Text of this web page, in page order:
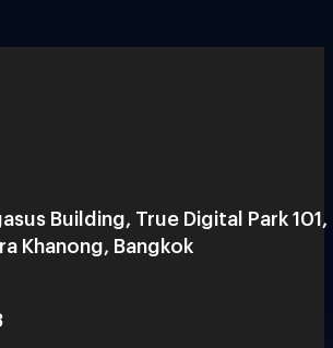
Building, True Digital Park 101,
Khanong, Bangkok